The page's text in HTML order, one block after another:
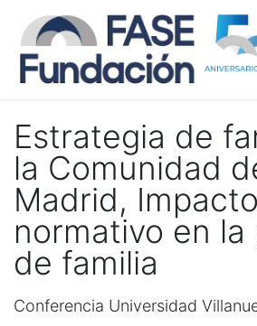
Estrategia de
la Comunidad
Madrid, Impacto
normativo en la
de familia
Conferencia Universidad